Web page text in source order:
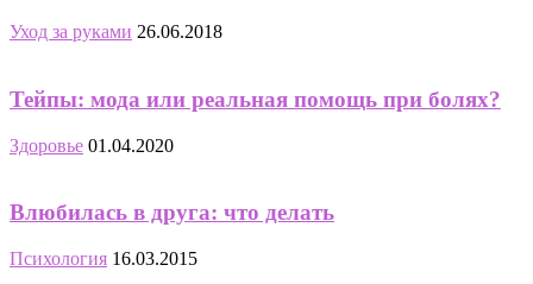
Уход за руками 26.06.2018
Тейпы: мода или реальная помощь при болях?
Здоровье 01.04.2020
Влюбилась в друга: что делать
Психология 16.03.2015